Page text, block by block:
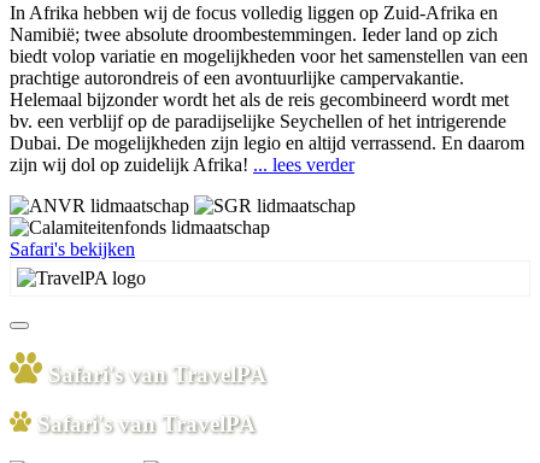
In Afrika hebben wij de focus volledig liggen op Zuid-Afrika en
Namibië; twee absolute droombestemmingen. Ieder land op zich
biedt volop variatie en mogelijkheden voor het samenstellen van een
prachtige autorondreis of een avontuurlijke campervakantie.
Helemaal bijzonder wordt het als de reis gecombineerd wordt met
bv. een verblijf op de paradijselijke Seychellen of het intrigerende
Dubai. De mogelijkheden zijn legio en altijd verrassend. En daarom
zijn wij dol op zuidelijk Afrika! ... lees verder
Safari's bekijken
Safari's van TravelPA
Safari's van TravelPA